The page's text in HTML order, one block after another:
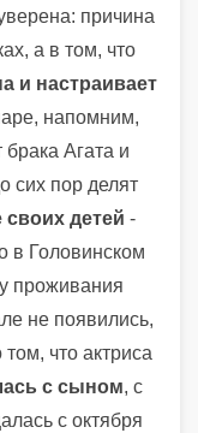
причина
а в том, что
и настраивает
напомним,
Агата и
сих пор делят
детей -
в Головинском
проживания
не появились,
что актриса
с сыном, с
с октября